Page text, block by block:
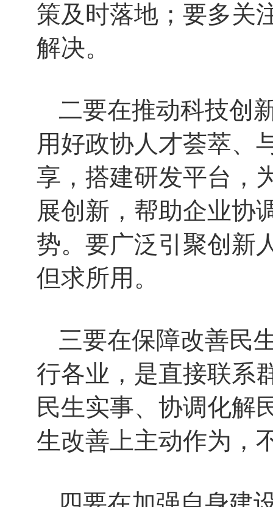
策及时落地；要多关
解决。
二要在推动科技创
用好政协人才荟萃、
享，搭建研发平台，
展创新，帮助企业协
势。要广泛引聚创新
但求所用。
三要在保障改善民
行各业，是直接联系
民生实事、协调化解
生改善上主动作为，